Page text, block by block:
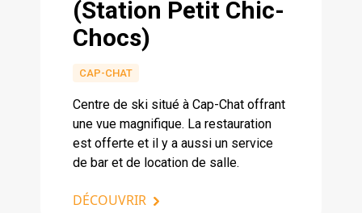
(Station Petit Chic-
Chocs)
CAP-CHAT
Centre de ski situé à Cap-Chat offrant
une vue magnifique. La restauration
est offerte et il y a aussi un service
de bar et de location de salle.
DÉCOUVRIR